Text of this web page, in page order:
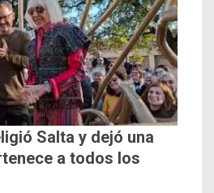
Salta y dejó una
a todos los